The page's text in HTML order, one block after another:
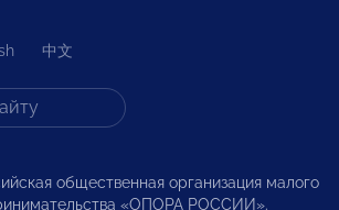
中文
общественная организация малого
«ОПОРА РОССИИ».